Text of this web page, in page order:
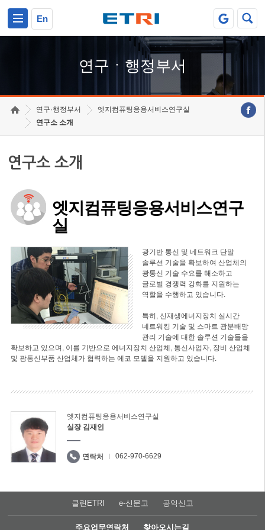
En
연구ㆍ행정부서
연구·행정부서
엣지컴퓨팅응용서비스연구실
연구소 소개
연구소 소개
엣지컴퓨팅응용서비스연구
실
광기반 통신 및 네트워크 단말
솔루션 기술을 확보하여 산업체의
광통신 기술 수요를 해소하고
글로벌 경쟁력 강화를 지원하는
역할을 수행하고 있습니다.
특히, 신재생에너지장치 실시간
네트워킹 기술 및 스마트 광분배망
관리 기술에 대한 솔루션 기술들을
확보하고 있으며, 이를 기반으로 에너지장치 산업체, 통신사업자, 장비 산업체
및 광통신부품 산업체가 협력하는 에코 모델을 지원하고 있습니다.
엣지컴퓨팅응용서비스연구실
실장 김재인
연락처 062-970-6629
클린ETRI e-신문고 공익신고
주요업무연락처 찾아오시는길